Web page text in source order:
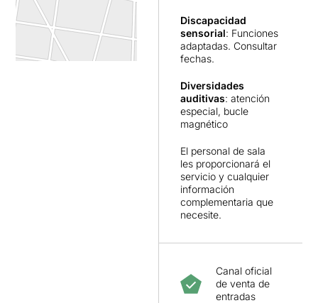
Discapacidad
sensorial: Funciones
adaptadas. Consultar
fechas.
Diversidades
auditivas: atención
especial, bucle
magnético
El personal de sala
les proporcionará el
servicio y cualquier
información
complementaria que
necesite.
Canal oficial
de venta de
entradas